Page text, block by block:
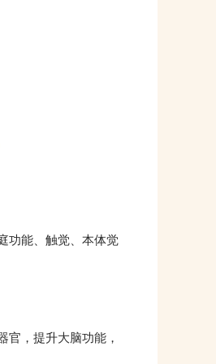
功能、触觉、本体觉
，提升大脑功能，